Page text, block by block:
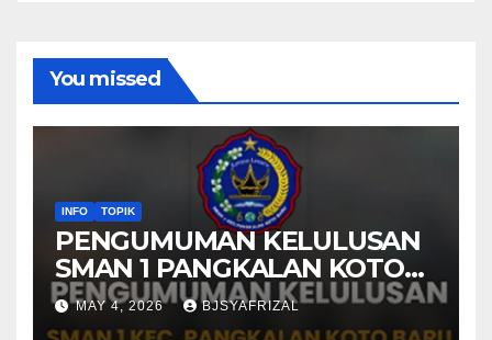
You missed
INFO TOPIK
PENGUMUMAN KELULUSAN
SMAN 1 PANGKALAN KOTO
BARU TAHUN AJARAN 2025-
2026
MAY 4, 2026 BJSYAFRIZAL